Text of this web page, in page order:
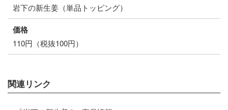
岩下の新生姜（単品トッピング）
価格
110円（税抜100円）
関連リンク